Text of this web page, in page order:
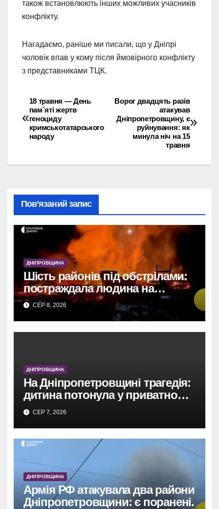
також встановлюють інших можливих учасників
конфлікту.
Нагадаємо, раніше ми писали, що у Дніпрі
чоловік впав у кому після ймовірного конфлікту
з представниками ТЦК.
Навігація
записів
Ворог двадцять разів
атакував
Дніпропетровщину, є
руйнування: як
минула ніч на 15
травня
18 травня — День
пам`яті жертв
геноциду
кримськотатарського
народу
Пов’язаний запис
ДНІПРОВЩИНА
Шість районів під обстрілами:
постраждала людина на
Дніпропетровщині
СЕР 8, 2026
ДНІПРОВЩИНА
На Дніпропетровщині трагедія:
дитина потонула у приватному
басейні.
СЕР 7, 2026
ДНІПРОВЩИНА
Армія РФ атакувала два райони
Дніпропетровщини: є поранені.